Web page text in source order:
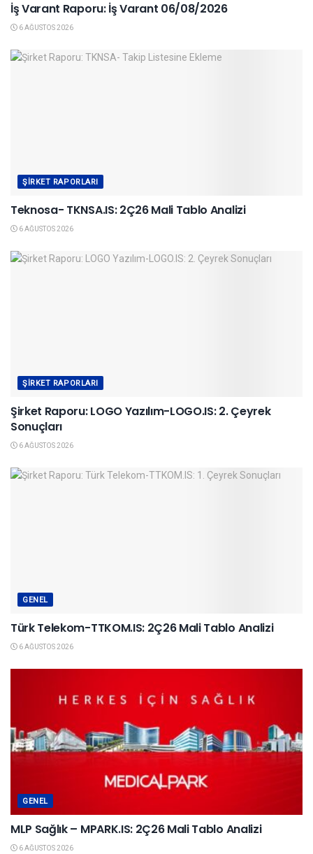
İş Varant Raporu: İş Varant 06/08/2026
6 AĞUSTOS 2026
ŞIRKET RAPORLARI
Teknosa- TKNSA.IS: 2Ç26 Mali Tablo Analizi
6 AĞUSTOS 2026
ŞIRKET RAPORLARI
Şirket Raporu: LOGO Yazılım-LOGO.IS: 2. Çeyrek
Sonuçları
6 AĞUSTOS 2026
GENEL
Türk Telekom-TTKOM.IS: 2Ç26 Mali Tablo Analizi
6 AĞUSTOS 2026
GENEL
MLP Sağlık – MPARK.IS: 2Ç26 Mali Tablo Analizi
6 AĞUSTOS 2026